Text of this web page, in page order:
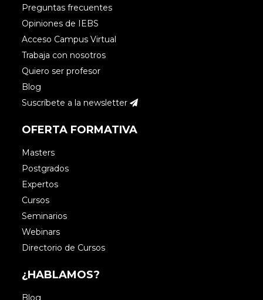
Preguntas frecuentes
Opiniones de IEBS
Acceso Campus Virtual
Trabaja con nosotros
Quiero ser profesor
Blog
Suscríbete a la newsletter
OFERTA FORMATIVA
Masters
Postgrados
Expertos
Cursos
Seminarios
Webinars
Directorio de Cursos
¿HABLAMOS?